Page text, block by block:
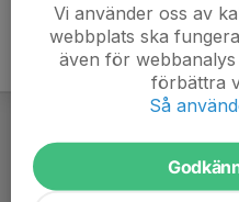
Vi använder oss av
webbplats ska
även för
förbättra
Så